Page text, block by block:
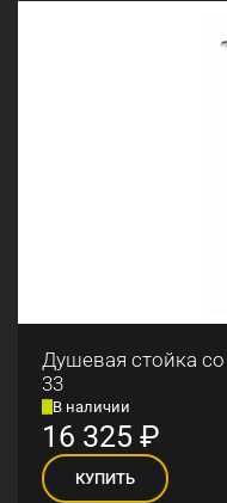
Душевая стойка
33
В наличии
16 325 ₽
КУПИТЬ